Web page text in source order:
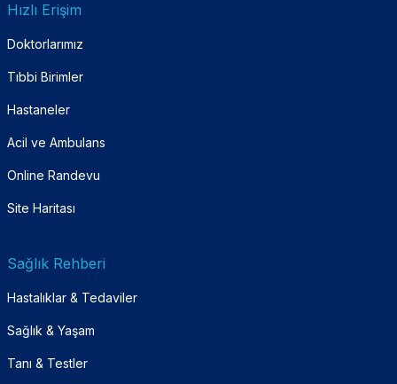
Hızlı Erişim
Doktorlarımız
Tıbbi Birimler
Hastaneler
Acil ve Ambulans
Online Randevu
Site Haritası
Sağlık Rehberi
Hastalıklar & Tedaviler
Sağlık & Yaşam
Tanı & Testler